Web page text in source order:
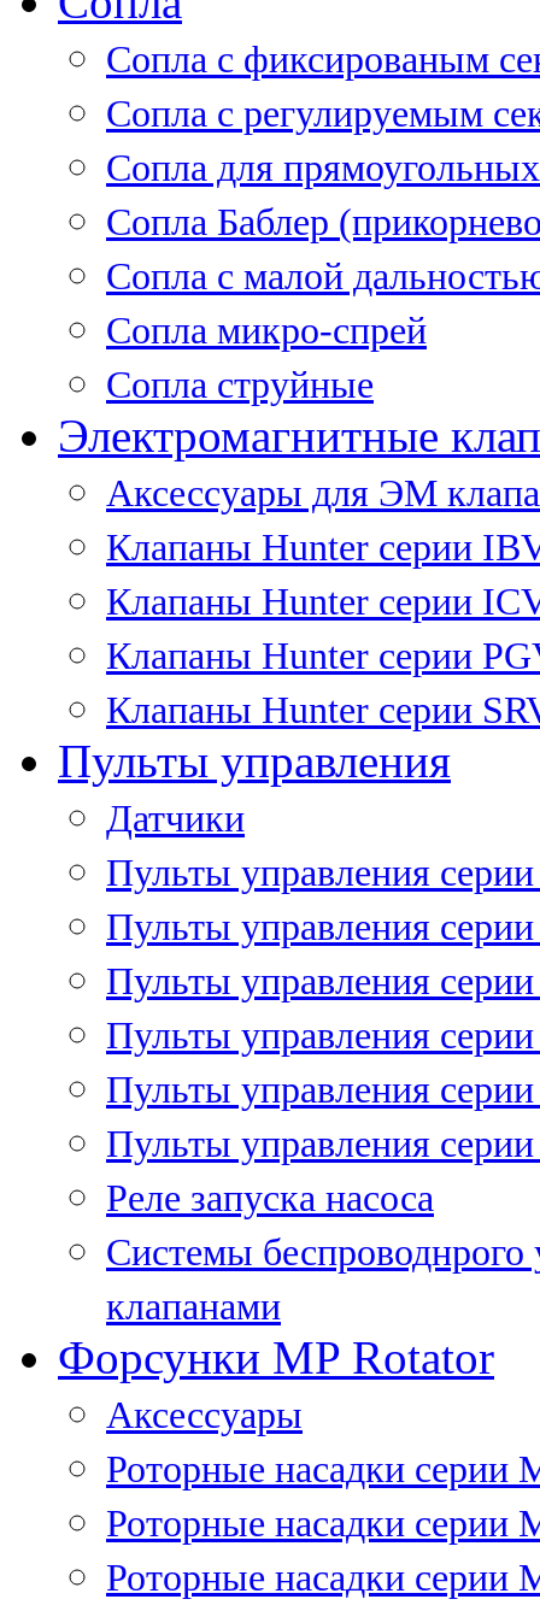
Cопла с фиксированым
Сопла с регулируемым
Сопла для
Сопла Баблер
Сопла с малой
Сопла микро-спрей
Сопла струйные
Электромагнитные
Аксессуары для ЭМ
Клапаны Hunter серии
Клапаны Hunter серии
Клапаны Hunter серии
Клапаны Hunter серии
Пульты управления
Датчики
Пульты управления
Пульты управления
Пульты управления
Пульты управления
Пульты управления
Пульты управления
Реле запуска насоса
Системы
клапанами
Форсунки MP Rotator
Аксессуары
Роторные насадки серии
Роторные насадки серии
Роторные насадки серии